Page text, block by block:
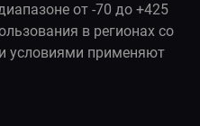
от -70 до +425
в регионах со
условиями применяют